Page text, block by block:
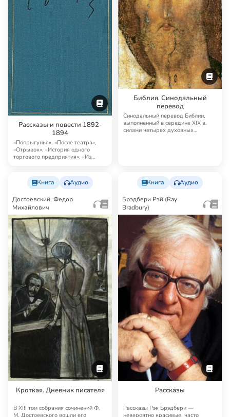
Рассказы и повести 1892-
1894
«Попрыгунья», «После театра»,
«Отрывок», «История одного
торгового предприятия», «Из
Библия. Синодальный
перевод
Синодальный перевод Библии,
выполненный в середине XIX в.
силами четырех духовных
Книга Аудио
Достоевский, Федор
Михайлович
Кроткая. Дневник писателя
В XIII том собрания сочинений Ф.
М. Достоевского вошли его
Книга Аудио
Брэдбери Рэй (Ray
Bradbury)
Рассказы
Рассказы Рэя Брэдбери —
невероятно красивые, часто